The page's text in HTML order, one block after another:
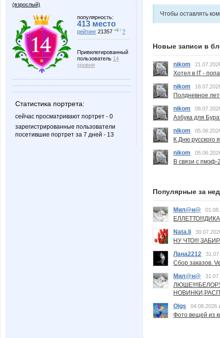
(взрослый)
популярность:
413 место
рейтинг 21357 +6 ↑ ?
Привилегированный
пользователь 14
уровня
Статистика портрета:
сейчас просматривают портрет - 0
зарегистрированные пользователи
посетившие портрет за 7 дней - 13
Чтобы оставлять
Новые записи в
nikom
Хотел в IT -
nikom
Полдневное
nikom
Азбука для
nikom
К Дню русского
nikom
В связи с пмэф-
Популярные за
Мил@н@
Nata.li
НУ ЧТО!!!
Лана2212
Сбор заказов.
Мил@н@
Olgs
04.08.2026
Фото вещей из